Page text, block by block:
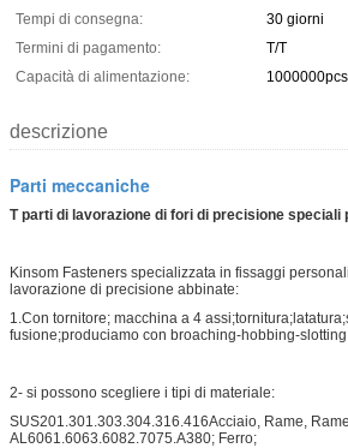
Tempi di consegna:
30 giorni
Termini di pagamento:
T/T
Capacità di alimentazione:
descrizione
Parti meccaniche
T parti di lavorazione di fori di precisione speciali
Kinsom Fasteners specializzata in fissaggi
lavorazione di precisione abbinate:
1.Con tornitore; macchina a 4
fusione;produciamo con broaching-hobbing-
2- si possono scegliere i tipi di materiale:
SUS201.301.303.304.316.416Acciaio, Rame,
AL6061.6063.6082.7075.A380; Ferro;